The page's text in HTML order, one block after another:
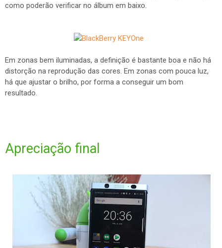
como poderão verificar no álbum em baixo.
Em zonas bem iluminadas, a definição é bastante boa e não há
distorção na reprodução das cores. Em zonas com pouca luz,
há que ajustar o brilho, por forma a conseguir um bom
resultado.
Apreciação final